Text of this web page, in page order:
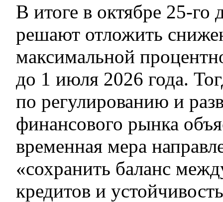
В итоге в октябре 25-го
решают отложить
максимальной
до 1 июля 2026 года.
по регулированию и
финансового рынка
временная мера
«сохранить баланс
кредитов и